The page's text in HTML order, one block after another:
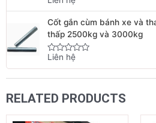
0
out
of
5
Cốt gắn cùm bánh xe và
thấp 2500kg và 3000kg
Rated
0
Liên hệ
RELATED PRODUCTS